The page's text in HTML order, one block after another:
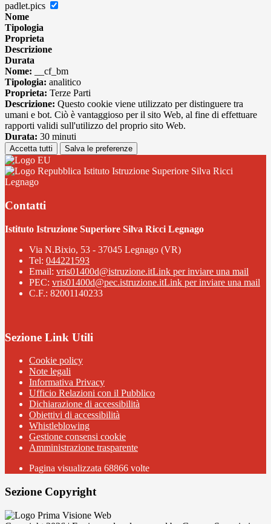
padlet.pics
Nome
Tipologia
Proprieta
Descrizione
Durata
Nome: __cf_bm
Tipologia: analitico
Proprieta: Terze Parti
Descrizione: Questo cookie viene utilizzato per distinguere tra
umani e bot. Ciò è vantaggioso per il sito Web, al fine di effettuare
rapporti validi sull'utilizzo del proprio sito Web.
Durata: 30 minuti
Accetta tutti Salva le preferenze
Istituto Istruzione Superiore Silva Ricci
Legnago
Contatti
Istituto Istruzione Superiore Silva Ricci Legnago
Via N.Bixio, 53 - 37045 Legnago (VR)
Tel: 044221593
Email: vris01400d@istruzione.itLink per inviare una mail
PEC: vris01400d@pec.istruzione.itLink per inviare una mail
C.F.: 82001140233
Sezione Link Utili
Cookie policy
Note legali
Informativa Privacy
Ufficio Relazioni con il Pubblico
Dichiarazione di accessibilità
Obiettivi di accessibilità
Whistleblowing
Gestione consensi cookie
Amministrazione trasparente
Pagina visualizzata 68866 volte
Sezione Copyright